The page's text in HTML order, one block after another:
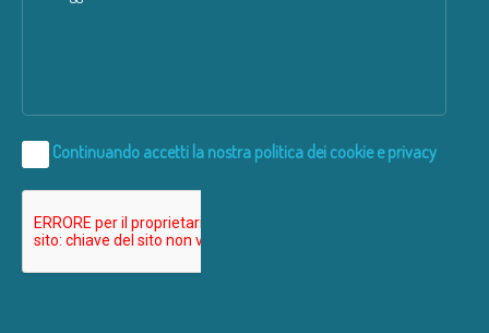
Continuando accetti la nostra politica dei cookie e privacy